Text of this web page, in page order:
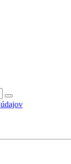
Odoberať